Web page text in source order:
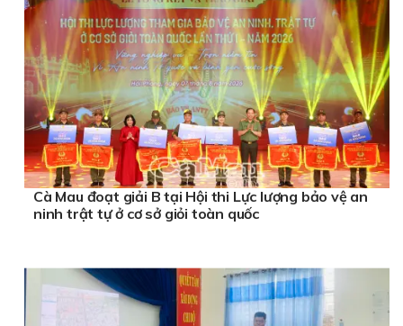
Cà Mau đoạt giải B tại Hội thi Lực lượng bảo vệ an
ninh trật tự ở cơ sở giỏi toàn quốc